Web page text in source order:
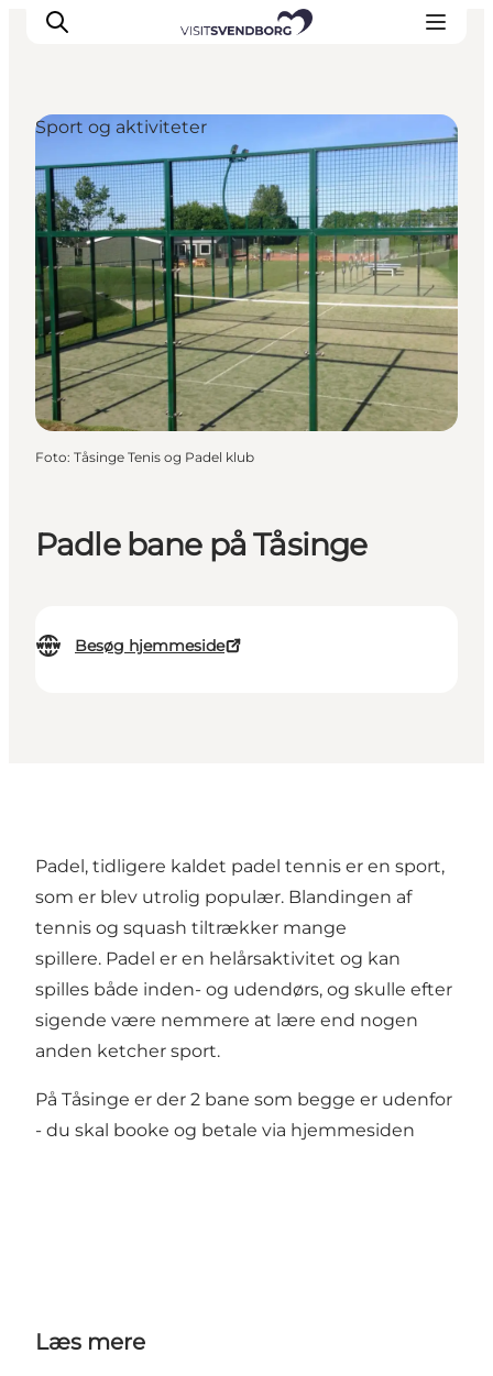
Oplev kultur & natur
Det sker i Svendborg
Spis og drik
handelsbyen Svendborg
Overnatning
Planlæg din tur
Padle bane på Tåsinge
Besøg hjemmeside
Sport og aktiviteter
Foto: Tåsinge Tenis og Padel klub
Padel, tidligere kaldet padel tennis er en sport,
som er blev utrolig populær. Blandingen af
tennis og squash tiltrækker mange
spillere. Padel er en helårsaktivitet og kan
spilles både inden- og udendørs, og skulle efter
sigende være nemmere at lære end nogen
anden ketcher sport.
På Tåsinge er der 2 bane som begge er udenfor
- du skal booke og betale via hjemmesiden
Læs mere